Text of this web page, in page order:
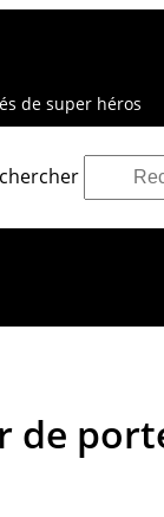
de super héros
de